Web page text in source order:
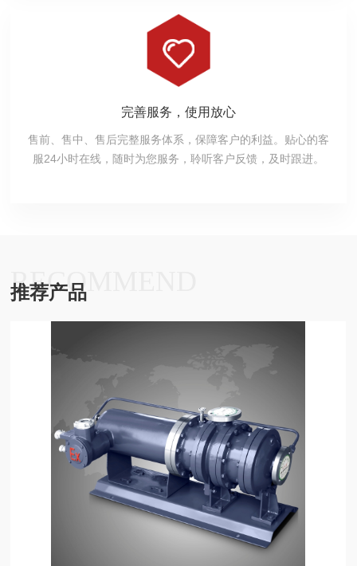
完善服务，使用放心
售前、售中、售后完整服务体系，保障客户的利益。贴心的客
服24小时在线，随时为您服务，聆听客户反馈，及时跟进。
RECOMMEND
推荐产品